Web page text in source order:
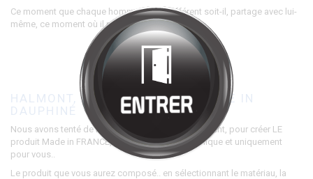
Bienvenue chez
HALMONT
Cliquez pour entrer